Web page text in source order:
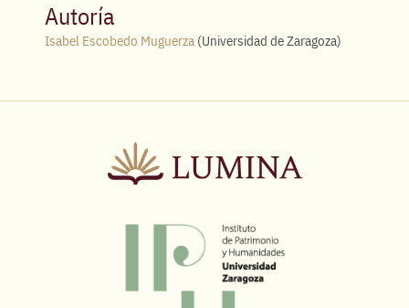
Autoría
Isabel Escobedo Muguerza (Universidad de Zaragoza)